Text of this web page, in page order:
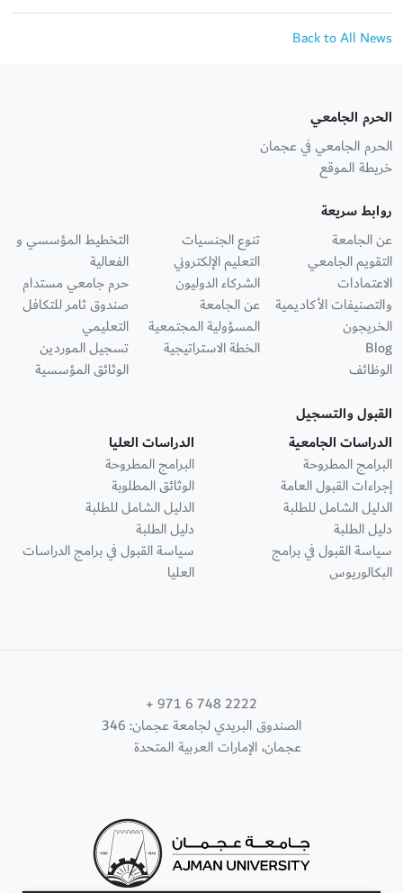
Back to All News
الحرم الجامعي
الحرم الجامعي في عجمان
خريطة الموقع
روابط سريعة
عن الجامعة
التقويم الجامعي
الاعتمادات
والتصنيفات الأكاديمية
الخريجون
Blog
الوظائف
تنوع الجنسيات
التعليم الإلكتروني
الشركاء الدوليون
عن الجامعة
المسؤولية المجتمعية
الخطة الاستراتيجية
التخطيط المؤسسي و
الفعالية
حرم جامعي مستدام
صندوق ثامر للتكافل
التعليمي
تسجيل الموردين
الوثائق المؤسسية
القبول والتسجيل
الدراسات الجامعية
البرامج المطروحة
إجراءات القبول العامة
الدليل الشامل للطلبة
دليل الطلبة
سياسة القبول في برامج
البكالوريوس
الدراسات العليا
البرامج المطروحة
الوثائق المطلوبة
الدليل الشامل للطلبة
دليل الطلبة
سياسة القبول في برامج الدراسات
العليا
+ 971 6 748 2222
الصندوق البريدي لجامعة عجمان: 346
عجمان، الإمارات العربية المتحدة